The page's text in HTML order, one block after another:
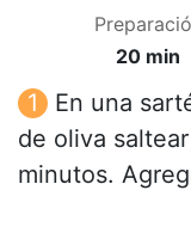
20 min
En una
de oliva
minutos.